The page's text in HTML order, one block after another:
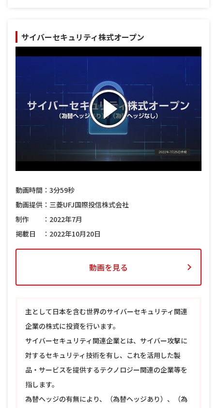
サイバーセキュリティ株式オープン
動画時間：3分59秒
動画提供：三菱UFJ国際投信株式会社
制作 ：2022年7月
掲載日 ：2022年10月20日
動画を見る
主として日本を含む世界のサイバーセキュリティ関連
企業の株式に投資を行います。
サイバーセキュリティ関連企業とは、サイバー攻撃に
対するセキュリティ技術を有し、これを活用した製
品・サービスを提供するテクノロジー関連の企業等を
指します。
為替ヘッジの有無により、（為替ヘッジあり）、（為